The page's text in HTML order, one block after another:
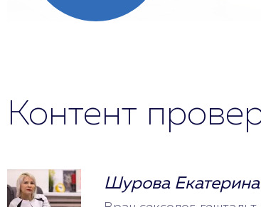
Контент
Шурова